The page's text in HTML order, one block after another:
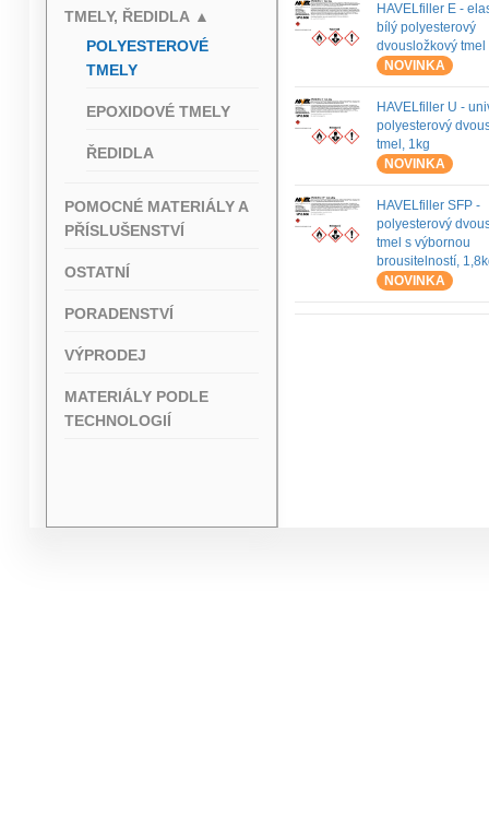
TMELY, ŘEDIDLA ▲
POLYESTEROVÉ
TMELY
EPOXIDOVÉ TMELY
ŘEDIDLA
POMOCNÉ MATERIÁLY A
PŘÍSLUŠENSTVÍ
OSTATNÍ
PORADENSTVÍ
VÝPRODEJ
MATERIÁLY PODLE
TECHNOLOGIÍ
HAVELfiller E -
bílý polyesterový
dvousložkový tmel
NOVINKA
HAVELfiller U -
polyesterový
tmel, 1kg
NOVINKA
HAVELfiller SFP -
polyesterový
tmel s výbornou
brousitelností,
NOVINKA